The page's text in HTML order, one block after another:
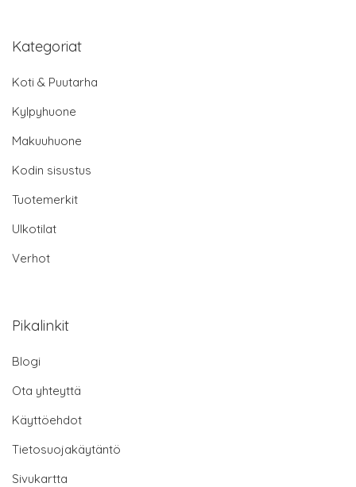
Kategoriat
Koti & Puutarha
Kylpyhuone
Makuuhuone
Kodin sisustus
Tuotemerkit
Ulkotilat
Verhot
Pikalinkit
Blogi
Ota yhteyttä
Käyttöehdot
Tietosuojakäytäntö
Sivukartta